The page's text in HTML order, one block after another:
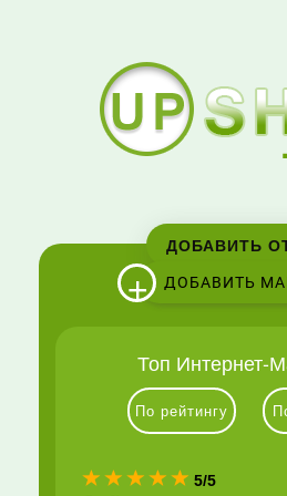
ДОБАВИТЬ
+ ДОБАВИТЬ
Топ Интернет-
По рейтингу
(*)(*) (*) (*) (*) 5/5